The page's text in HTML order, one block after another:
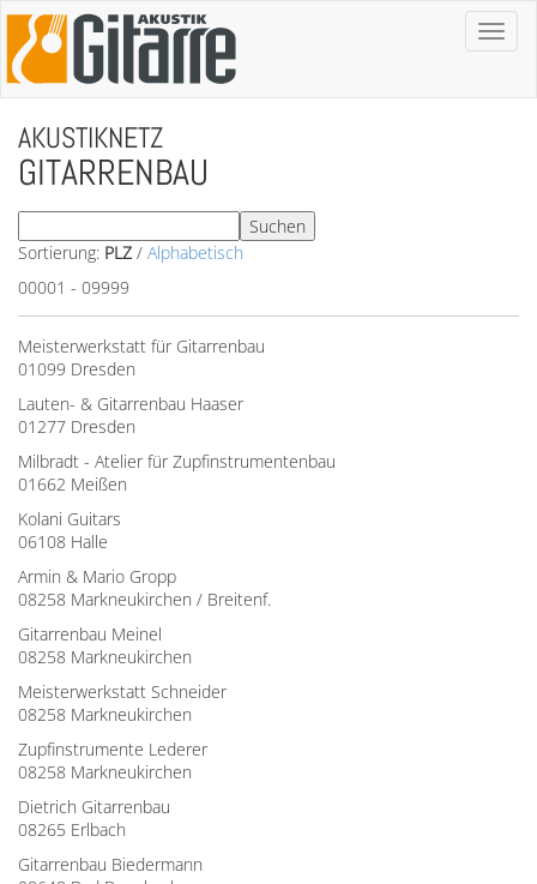
Toggle
AKUSTIKNETZ
GITARRENBAU
Sortierung: PLZ / Alphabetisch
00001 - 09999
Meisterwerkstatt für Gitarrenbau
01099 Dresden
Lauten- & Gitarrenbau Haaser
01277 Dresden
Milbradt - Atelier für Zupfinstrumentenbau
01662 Meißen
Kolani Guitars
06108 Halle
Armin & Mario Gropp
08258 Markneukirchen / Breitenf.
Gitarrenbau Meinel
08258 Markneukirchen
Meisterwerkstatt Schneider
08258 Markneukirchen
Zupfinstrumente Lederer
08258 Markneukirchen
Dietrich Gitarrenbau
08265 Erlbach
Gitarrenbau Biedermann